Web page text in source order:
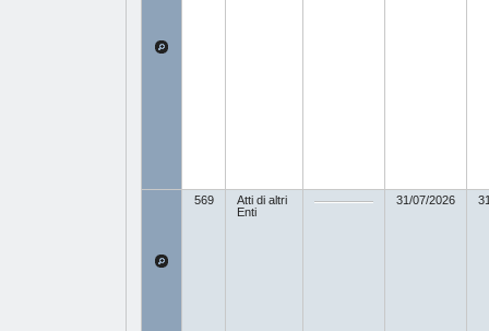
569
Atti di altri
Enti
31/07/2026